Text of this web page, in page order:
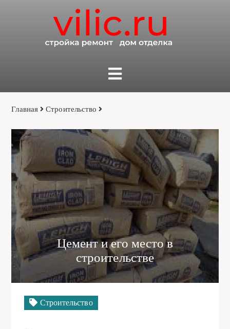
Главная Строительство
Цемент и его место в
строительстве
Строительство